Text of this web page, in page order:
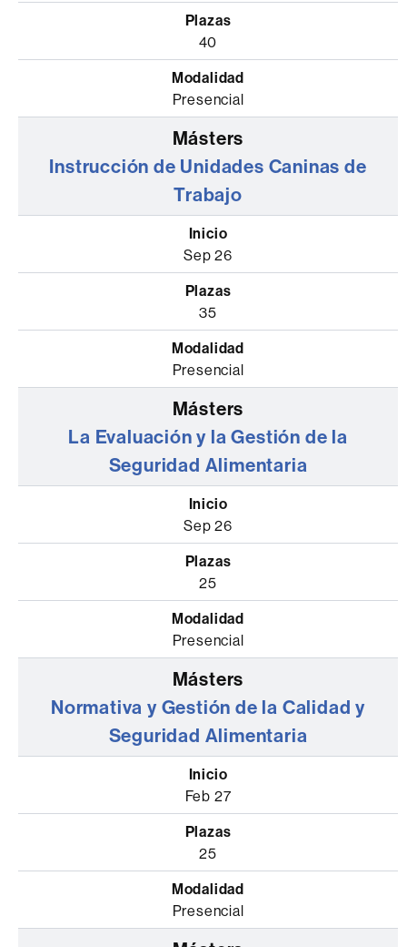
40
Presencial
Instrucción de Unidades Caninas de
Trabajo
Sep 26
35
Presencial
La Evaluación y la Gestión de la
Seguridad Alimentaria
Sep 26
25
Presencial
Normativa y Gestión de la Calidad y
Seguridad Alimentaria
Feb 27
25
Presencial